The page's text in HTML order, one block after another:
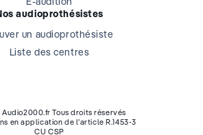
audioprothésistes
un audioprothésiste
Liste des centres
Tous droits réservés
en application de l’article R.1453-3
CU CSP